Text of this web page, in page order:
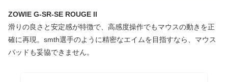
ZOWIE G-SR-SE ROUGE II
滑りの良さと安定感が特徴で、高感度操作でもマウスの動きを正
確に再現。smth選手のように精密なエイムを目指すなら、マウス
パッドも妥協できません。